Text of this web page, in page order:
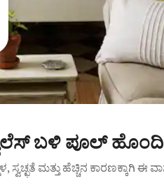
ಬಳಿ ಪೂಲ್
ಸ್ವಚ್ಛತೆ ಮತ್ತು ಹೆಚ್ಚಿನ ಕಾರಣಕ್ಕಾಗಿ ಈ